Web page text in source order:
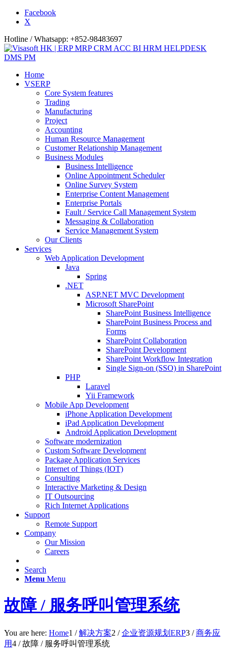
Facebook
X
Hotline / Whatsapp: +852-98483697
Home
VSERP
Core System features
Trading
Manufacturing
Project
Accounting
Human Resource Management
Customer Relationship Management
Business Modules
Business Intelligence
Online Appointment Scheduler
Online Survey System
Enterprise Content Management
Enterprise Portals
Fault / Service Call Management System
Messaging & Collaboration
Service Management System
Our Clients
Services
Web Application Development
Java
Spring
.NET
ASP.NET MVC Development
Microsoft SharePoint
SharePoint Business Intelligence
SharePoint Business Process and
Forms
SharePoint Collaboration
SharePoint Development
SharePoint Workflow Integration
Single Sign-on (SSO) in SharePoint
PHP
Laravel
Yii Framework
Mobile App Development
iPhone Application Development
iPad Application Development
Android Application Development
Software modernization
Custom Software Development
Package Application Services
Internet of Things (IOT)
Consulting
Interactive Marketing & Design
IT Outsourcing
Rich Internet Applications
Support
Remote Support
Company
Our Mission
Careers
Search
Menu Menu
故障 / 服务呼叫管理系统
You are here: Home1 / 解决方案2 / 企业资源规划ERP3 / 商务应
用4 / 故障 / 服务呼叫管理系统